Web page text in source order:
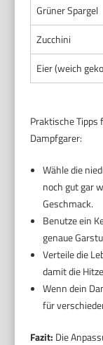
Grüner Spargel
Zucchini
Eier (weich
Praktische Tipps
Dampfgarer:
Wähle die
noch gut gar
Geschmack.
Benutze ein
genaue
Verteile die
damit die
Wenn dein
für
Fazit: Die